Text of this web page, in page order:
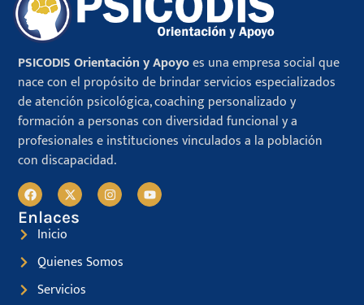
PSICODIS Orientación y Apoyoes una empresa social que
nace con el propósito de brindar servicios especializados
de atención psicológica, coaching personalizado y
formación a personas con diversidad funcional y a
profesionales e instituciones vinculados a la población
con discapacidad.
Enlaces
Inicio
Quienes Somos
Servicios